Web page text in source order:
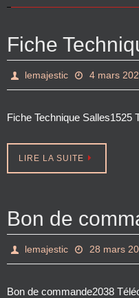
Fiche
lemajestic 4 mars
Fiche Technique Salles1525
LIRE LA SUITE
Bon de
lemajestic 28 mars
Bon de commande2038